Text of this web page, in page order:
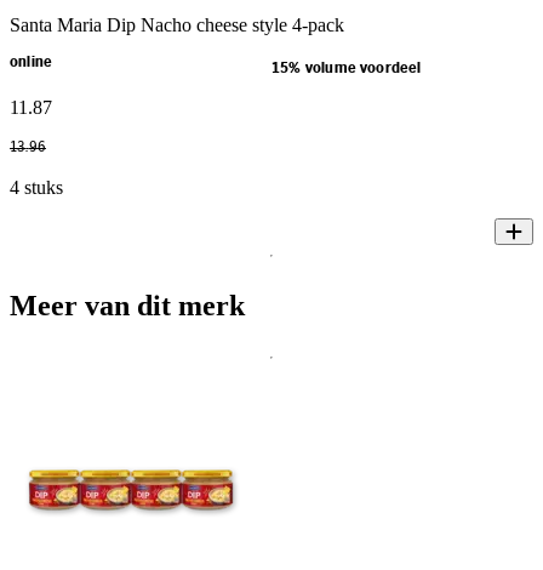
Santa Maria Dip Nacho cheese style 4-pack
online 15% volume voordeel
11 .87
13.96
4 stuks
Meer van dit merk